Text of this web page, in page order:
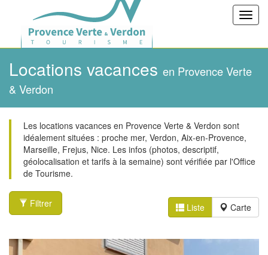
Locations vacances en Provence Verte
& Verdon
Les locations vacances en Provence Verte & Verdon sont
idéalement situées : proche mer, Verdon, Aix-en-Provence,
Marseille, Frejus, Nice. Les infos (photos, descriptif,
géolocalisation et tarifs à la semaine) sont vérifiée par l'Office
de Tourisme.
Filtrer Liste Carte